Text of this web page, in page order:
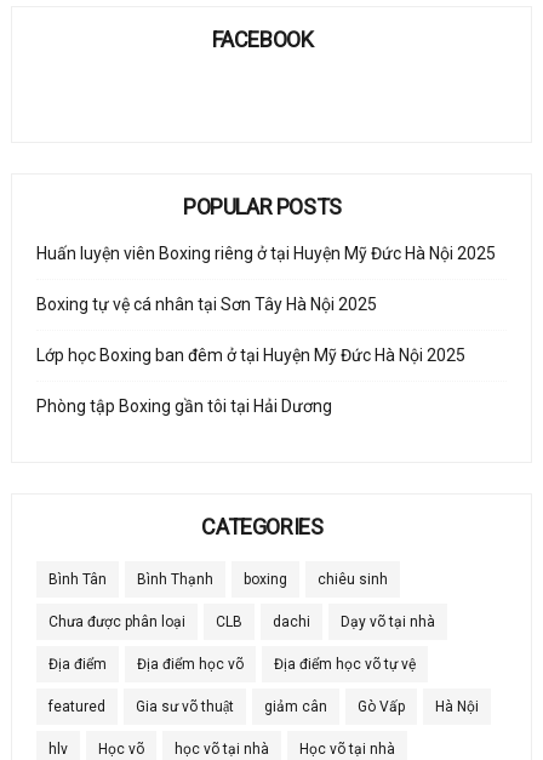
FACEBOOK
POPULAR POSTS
Huấn luyện viên Boxing riêng ở tại Huyện Mỹ Đức Hà Nội 2025
Boxing tự vệ cá nhân tại Sơn Tây Hà Nội 2025
Lớp học Boxing ban đêm ở tại Huyện Mỹ Đức Hà Nội 2025
Phòng tập Boxing gần tôi tại Hải Dương
CATEGORIES
Bình Tân Bình Thạnh boxing chiêu sinh
Chưa được phân loại CLB dachi Dạy võ tại nhà
Địa điểm Địa điểm học võ Địa điểm học võ tự vệ
featured Gia sư võ thuật giảm cân Gò Vấp Hà Nội
hlv Học võ học võ tại nhà Học võ tại nhà